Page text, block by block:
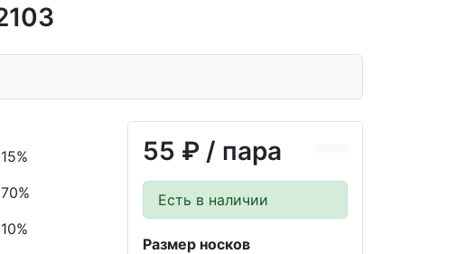
55 ₽ / пара
Есть в наличии
Размер носков
15%
70%
10%